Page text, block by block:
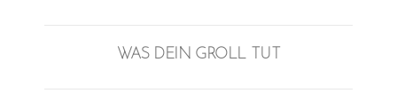
WAS DEIN GROLL TUT